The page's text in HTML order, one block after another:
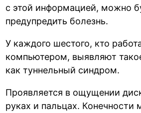
с этой информацией, можно
предупредить болезнь.
У каждого шестого, кто
компьютером, выявляют
как туннельный синдром.
Проявляется в ощущении
руках и пальцах. Конечности